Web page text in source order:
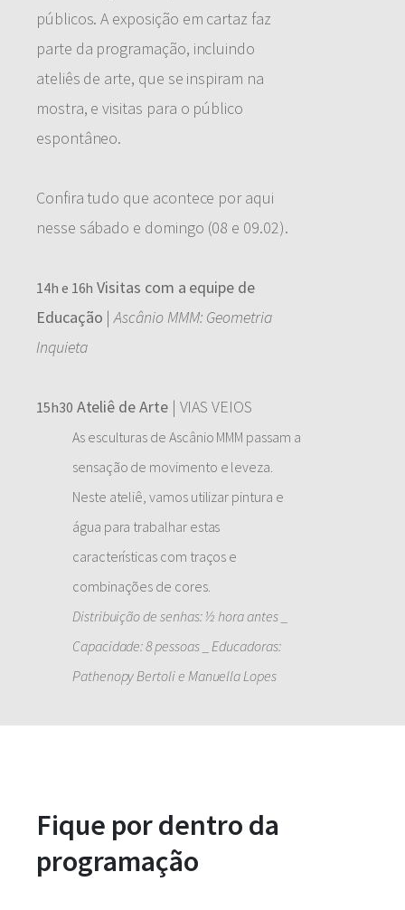
públicos. A exposição em cartaz faz
parte da programação, incluindo
ateliês de arte, que se inspiram na
mostra, e visitas para o público
espontâneo.
Confira tudo que acontece por aqui
nesse sábado e domingo (08 e 09.02).
14h e 16h Visitas com a equipe de
Educação |Ascânio MMM: Geometria
Inquieta
15h30 Ateliê de Arte| VIAS VEIOS
As esculturas de Ascânio MMM passam a
sensação de movimento e leveza.
Neste ateliê, vamos utilizar pintura e
água para trabalhar estas
características com traços e
combinações de cores.
Distribuição de senhas: ½ hora antes _
Capacidade: 8 pessoas _ Educadoras:
Pathenopy Bertoli e Manuella Lopes
Fique por dentro da
programação